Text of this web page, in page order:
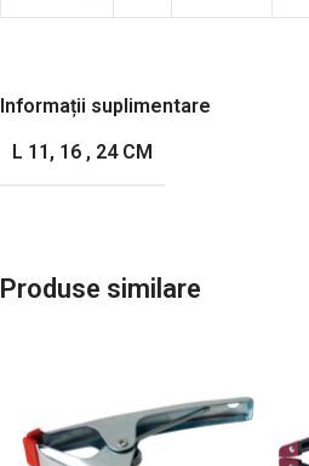
Informații suplimentare
L 11, 16 , 24 CM
Produse similare